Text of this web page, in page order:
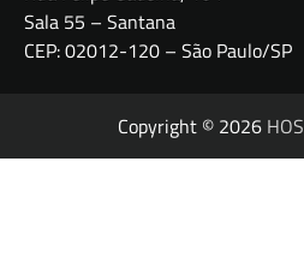
Sala 55 – Santana
CEP: 02012-120 – São Paulo/SP
Copyright © 2026